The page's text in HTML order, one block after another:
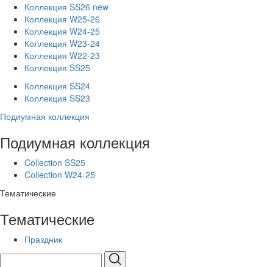
Коллекция SS26 new
Коллекция W25-26
Коллекция W24-25
Коллекция W23-24
Коллекция W22-23
Коллекция SS25
Коллекция SS24
Коллекция SS23
Подиумная коллекция
Подиумная коллекция
Collection SS25
Collection W24-25
Тематические
Тематические
Праздник